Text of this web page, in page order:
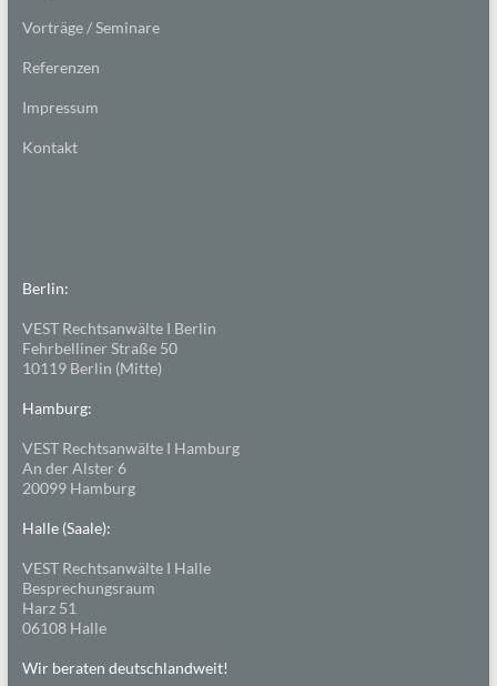
Vorträge / Seminare
Referenzen
Impressum
Kontakt
Berlin:
VEST Rechtsanwälte I Berlin
Fehrbelliner Straße 50
10119 Berlin (Mitte)
Hamburg:
VEST Rechtsanwälte I Hamburg
An der Alster 6
20099 Hamburg
Halle (Saale):
VEST Rechtsanwälte I Halle
Besprechungsraum
Harz 51
06108 Halle
Wir beraten deutschlandweit!